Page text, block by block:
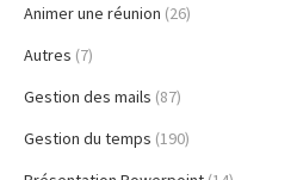
Animer une réunion (26)
Autres (7)
Gestion des mails (87)
Gestion du temps (190)